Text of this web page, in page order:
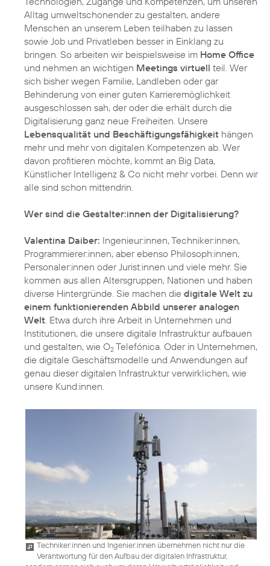
Alltag umweltschonender zu gestalten, andere
Menschen an unserem Leben teilhaben zu lassen
sowie Job und Privatleben besser in Einklang zu
bringen. So arbeiten wir beispielsweise im Home Office
und nehmen an wichtigen Meetings virtuell teil. Wer
sich bisher wegen Familie, Landleben oder gar
Behinderung von einer guten Karrieremöglichkeit
ausgeschlossen sah, der oder die erhält durch die
Digitalisierung ganz neue Freiheiten. Unsere
Lebensqualität und Beschäftigungsfähigkeit hängen
mehr und mehr von digitalen Kompetenzen ab. Wer
davon profitieren möchte, kommt an Big Data,
Künstlicher Intelligenz & Co nicht mehr vorbei. Denn wir
alle sind schon mittendrin.
Wer sind die Gestalter:innen der Digitalisierung?
Valentina Daiber: Ingenieur:innen, Techniker:innen,
Programmierer:innen, aber ebenso Philosoph:innen,
Personaler:innen oder Jurist:innen und viele mehr. Sie
kommen aus allen Altersgruppen, Nationen und haben
diverse Hintergründe. Sie machen die digitale Welt zu
einem funktionierenden Abbild unserer analogen
Welt . Etwa durch ihre Arbeit in Unternehmen und
Institutionen, die unsere digitale Infrastruktur aufbauen
und gestalten, wie O2 Telefónica. Oder in Unternehmen,
die digitale Geschäftsmodelle und Anwendungen auf
genau dieser digitalen Infrastruktur verwirklichen, wie
unsere Kund:innen.
Techniker:innen und Ingenier:innen übernehmen nicht nur die
Verantwortung für den Aufbau der digitalen Infrastruktur,